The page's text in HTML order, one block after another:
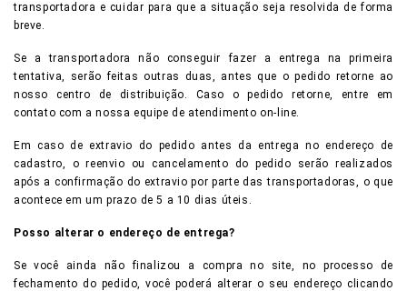
transportadora e cuidar para que a situação seja resolvida de forma
breve.
Se a transportadora não conseguir fazer a entrega na primeira
tentativa, serão feitas outras duas, antes que o pedido retorne ao
nosso centro de distribuição. Caso o pedido retorne, entre em
contato com a nossa equipe de atendimento on-line.
Em caso de extravio do pedido antes da entrega no endereço de
cadastro, o reenvio ou cancelamento do pedido serão realizados
após a confirmação do extravio por parte das transportadoras, o que
acontece em um prazo de 5 a 10 dias úteis.
Posso alterar o endereço de entrega?
Se você ainda não finalizou a compra no site, no processo de
fechamento do pedido, você poderá alterar o seu endereço clicando